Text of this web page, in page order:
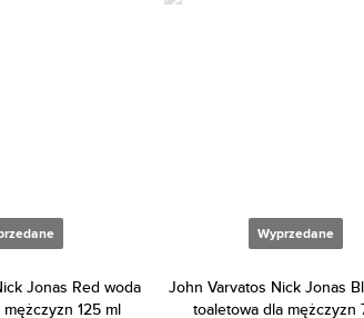
Jonas Red woda
125 ml
Wyprzedane
John Varvatos Nick Jonas
toaletowa dla mężczyzn